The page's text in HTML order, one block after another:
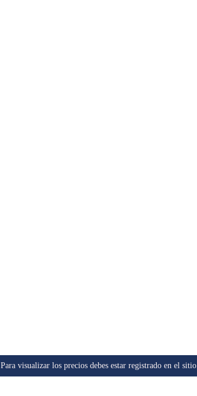
Para visualizar los precios debes estar registrado en el sitio.